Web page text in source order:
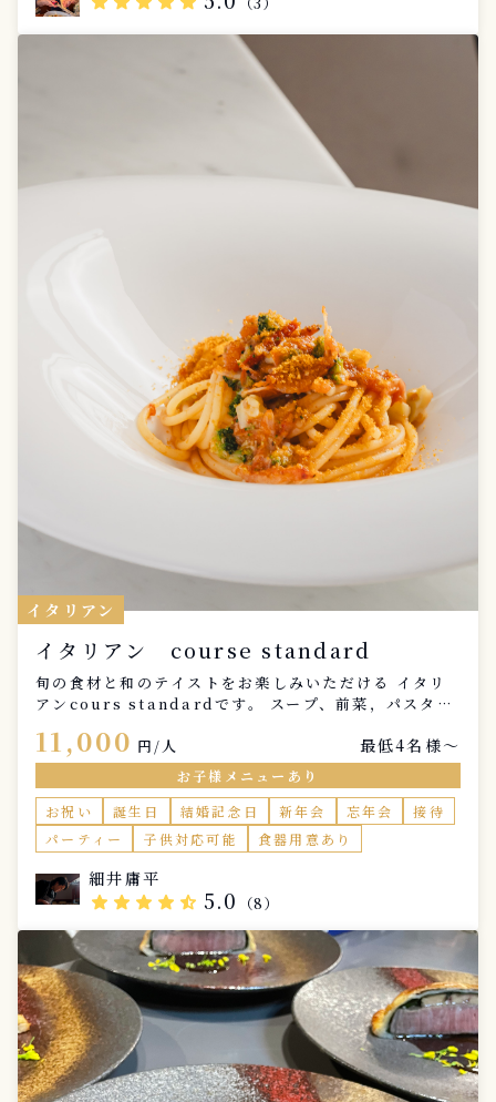
イタリアン
イタリアン course standard
旬の食材と和のテイストをお楽しみいただける イタリ
アンcours standardです。 スープ、前菜，パスタ，
いたします。 ご家族の記念日や大切な方とのかけがえ
のない時間を、 食を通してより素晴らしいお時間とな
るようにお手伝いさせていただきます。 レストラン仕
様のカトラリー、ナプキン、メニュー表、お皿の持参も
可能でございます。お一人様税込1100円になります。
ご自宅でレストランの様なお料理と食空間をご堪能くだ
さい。 皆様とお会いできる日を心より楽しみにしてお
ります。
11,000 円/人 最低4名様〜
お子様メニューあり
お祝い
誕生日 結婚記念日 新年会 忘年会
接待
パーティー
子供対応可能 食器用意あり
細井庸平
star star star star star_half 5.0 （8）